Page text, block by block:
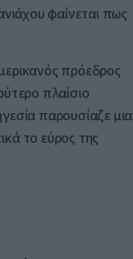
φαίνεται πως
πρόεδρος
πλαίσιο
παρουσίαζε μια
το εύρος της